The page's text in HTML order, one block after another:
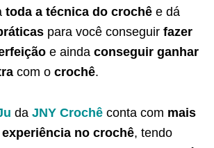
toda a técnica do crochê e dá
para você conseguir fazer
e ainda conseguir ganhar
com o crochê.
da JNY Crochê conta com mais
experiência no crochê, tendo